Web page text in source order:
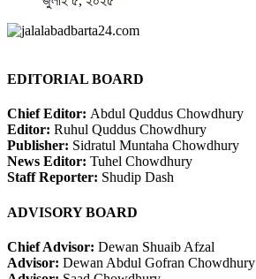
EDITORIAL BOARD
Chief Editor: Abdul Quddus Chowdhury
Editor: Ruhul Quddus Chowdhury
Publisher: Sidratul Muntaha Chowdhury
News Editor: Tuhel Chowdhury
Staff Reporter: Shudip Dash
ADVISORY BOARD
Chief Advisor: Dewan Shuaib Afzal
Advisor: Dewan Abdul Gofran Chowdhury